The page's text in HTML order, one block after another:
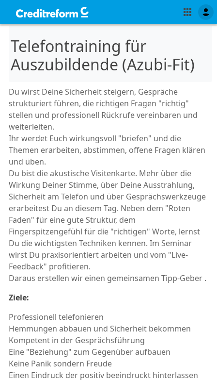
Telefontraining für
Auszubildende (Azubi-Fit)
Du wirst Deine Sicherheit steigern, Gespräche
strukturiert führen, die richtigen Fragen "richtig"
stellen und professionell Rückrufe vereinbaren und
weiterleiten.
Ihr werdet Euch wirkungsvoll "briefen" und die
Themen erarbeiten, abstimmen, offene Fragen klären
und üben.
Du bist die akustische Visitenkarte. Mehr über die
Wirkung Deiner Stimme, über Deine Ausstrahlung,
Sicherheit am Telefon und über Gesprächswerkzeuge
erarbeitest Du an diesem Tag. Neben dem "Roten
Faden" für eine gute Struktur, dem
Fingerspitzengefühl für die "richtigen" Worte, lernst
Du die wichtigsten Techniken kennen. Im Seminar
wirst Du praxisorientiert arbeiten und vom "Live-
Feedback" profitieren.
Daraus erstellen wir einen gemeinsamen Tipp-Geber .
Ziele:
Professionell telefonieren
Hemmungen abbauen und Sicherheit bekommen
Kompetent in der Gesprächsführung
Eine "Beziehung" zum Gegenüber aufbauen
Keine Panik sondern Freude
Einen Eindruck der positiv beeindruckt hinterlassen